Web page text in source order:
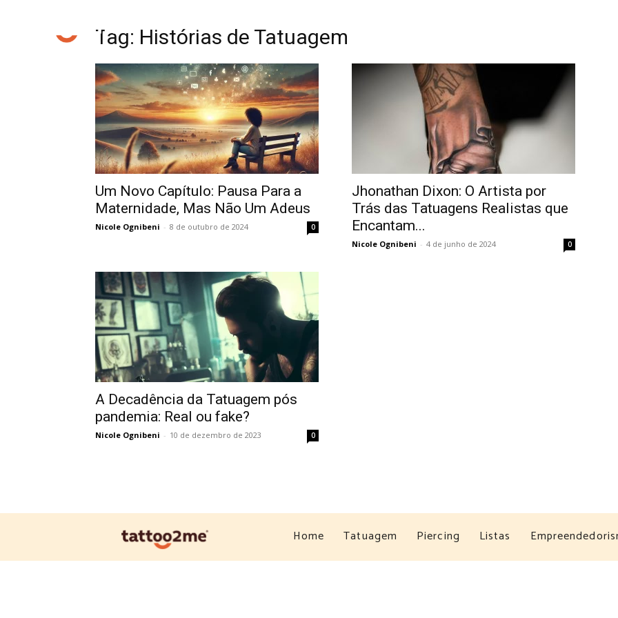
Tag: Histórias de Tatuagem
Um Novo Capítulo: Pausa Para a
Maternidade, Mas Não Um Adeus
Nicole Ognibeni - 8 de outubro de 2024 0
Jhonathan Dixon: O Artista por
Trás das Tatuagens Realistas que
Encantam...
Nicole Ognibeni - 4 de junho de 2024 0
A Decadência da Tatuagem pós
pandemia: Real ou fake?
Nicole Ognibeni - 10 de dezembro de 2023 0
Home Tatuagem Piercing Listas